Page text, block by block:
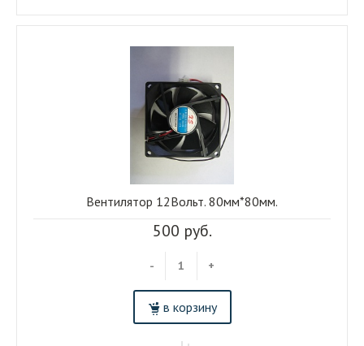
500 руб.
- +
в корзину
Вентилятор 12Вольт. 80мм*80мм.